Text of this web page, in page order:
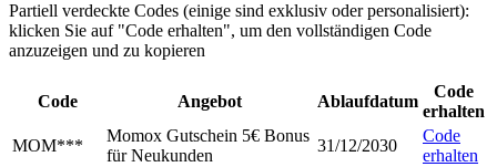
Partiell verdeckte Codes (einige sind exklusiv oder personalisiert):
klicken Sie auf "Code erhalten", um den vollständigen Code
anzuzeigen und zu kopieren
Code Angebot Ablaufdatum
Code
erhalten
MOM***
Momox Gutschein 5€ Bonus
für Neukunden
31/12/2030
Code
erhalten